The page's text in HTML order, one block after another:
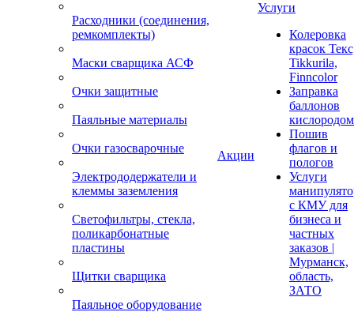
Расходники (соединения,
ремкомплекты)
Маски сварщика АСФ
Очки защитные
Паяльные материалы
Очки газосварочные
Электрододержатели и
клеммы заземления
Светофильтры, стекла,
поликарбонатные
пластины
Щитки сварщика
Паяльное оборудование
Акции
Услуги
Колеровка
красок
Tikkurila,
Finncolor
Заправка
баллонов
кислородом
Пошив
флагов и
пологов
Услуги
с КМУ для
бизнеса и
частных
заказов |
Мурманск,
область,
ЗАТО